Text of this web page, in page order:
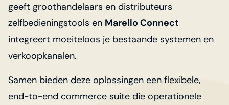
geeft groothandelaars en distributeurs
zelfbedieningstools en Marello Connect
integreert moeiteloos je bestaande systemen en
verkoopkanalen.
Samen bieden deze oplossingen een flexibele,
end-to-end commerce suite die operationele